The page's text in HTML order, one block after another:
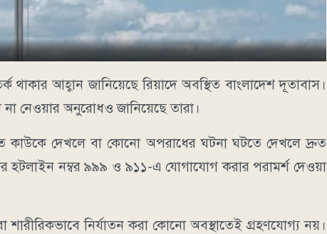
আহ্বান জানিয়েছে রিয়াদে অবস্থিত বাংলাদেশ দূতাবাস।
নেওয়ার অনুরোধও জানিয়েছে তারা।
কাউকে দেখলে বা কোনো অপরাধের ঘটনা ঘটতে দেখলে দ্রুত
হটলাইন নম্বর ৯৯৯ ও ৯১১-এ যোগাযোগ করার পরামর্শ দেওয়া
নির্যাতন করা কোনো অবস্থাতেই গ্রহণযোগ্য নয়।